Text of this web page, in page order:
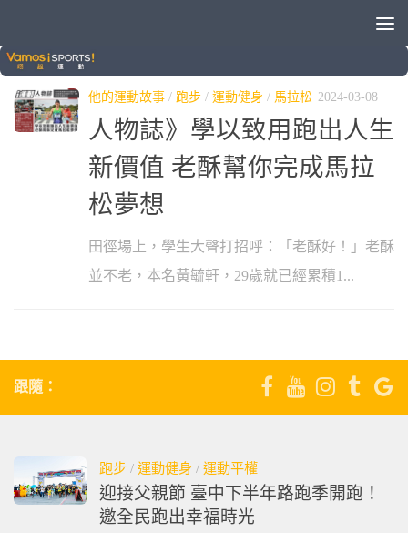
標籤：老酥
他的運動故事 / 跑步 / 運動健身 / 馬拉松 2024-03-08
人物誌》學以致用跑出人生
新價值 老酥幫你完成馬拉
松夢想
田徑場上，學生大聲打招呼：「老酥好！」老酥
並不老，本名黃毓軒，29歲就已經累積1...
跟隨：
跑步 / 運動健身 / 運動平權
迎接父親節 臺中下半年路跑季開跑！
邀全民跑出幸福時光